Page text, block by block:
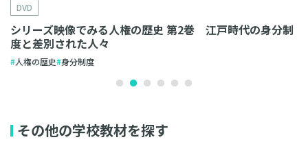
DVD
シリーズ映像でみる人権の歴史 第2巻 江戸時代の身分制
度と差別された人々
人権の歴史 身分制度
その他の学校教材を探す